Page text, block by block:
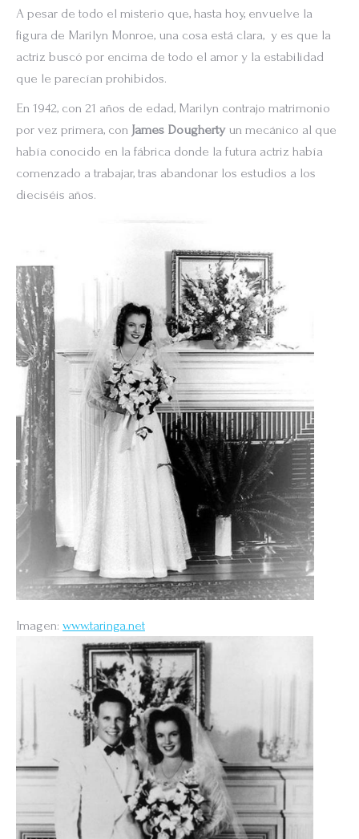
A pesar de todo el misterio que, hasta hoy, envuelve la
figura de Marilyn Monroe, una cosa está clara, y es que la
actriz buscó por encima de todo el amor y la estabilidad
que le parecían prohibidos.
En 1942, con 21 años de edad, Marilyn contrajo matrimonio
por vez primera, con James Doughertyun mecánico al que
había conocido en la fábrica donde la futura actriz había
comenzado a trabajar, tras abandonar los estudios a los
dieciséis años.
Imagen: www.taringa.net